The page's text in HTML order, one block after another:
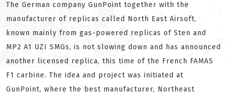
The German company GunPoint together with the
manufacturer of replicas called North East Airsoft,
known mainly from gas-powered replicas of Sten and
MP2 A1 UZI SMGs, is not slowing down and has announced
another licensed replica, this time of the French FAMAS
F1 carbine. The idea and project was initiated at
GunPoint, where the best manufacturer, Northeast